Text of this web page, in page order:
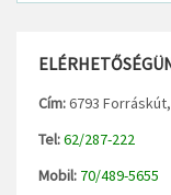
Cím:6793
Tel:62/287-222
Mobil: 70/489-5655